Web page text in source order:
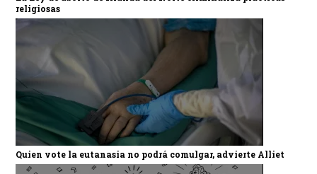
religiosas
Quien vote la eutanasia no podrá comulgar, advierte Alliet